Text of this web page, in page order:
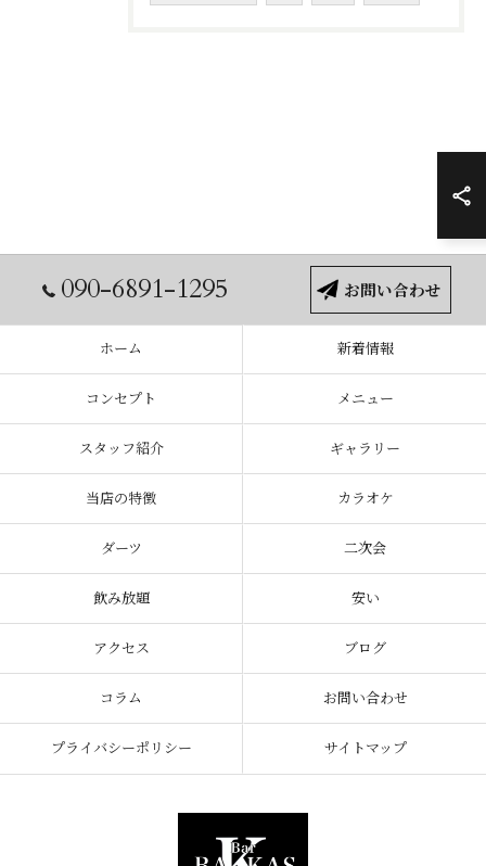
090-6891-1295 お問い合わせ
ホーム 新着情報
コンセプト メニュー
スタッフ紹介 ギャラリー
当店の特徴 カラオケ
ダーツ 二次会
飲み放題 安い
アクセス ブログ
コラム お問い合わせ
プライバシーポリシー サイトマップ